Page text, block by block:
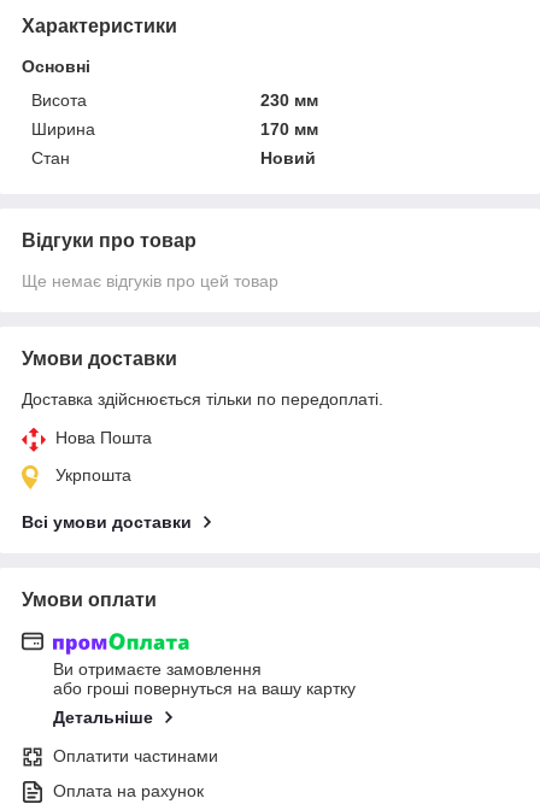
Характеристики
Основні
Висота
230 мм
Ширина
170 мм
Стан
Новий
Відгуки про товар
Ще немає відгуків про цей товар
Умови доставки
Доставка здійснюється тільки по передоплаті.
Нова Пошта
Укрпошта
Всі умови доставки
Умови оплати
Ви отримаєте замовлення
або гроші повернуться на вашу картку
Детальніше
Оплатити частинами
Оплата на рахунок